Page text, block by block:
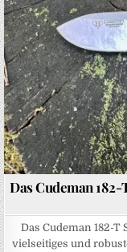
Das Cudeman
Das Cudeman 182-
vielseitiges und